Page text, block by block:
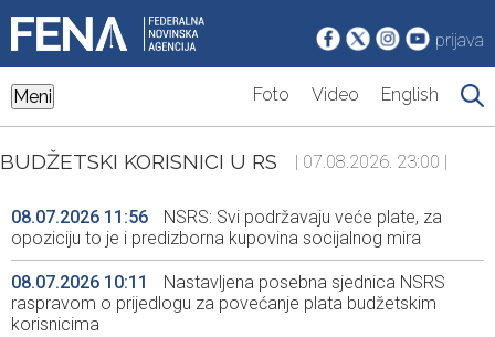
prijava
Meni Foto Video English
BUDŽETSKI KORISNICI U RS | 07.08.2026. 23:00 |
08.07.2026 11:56
NSRS: Svi podržavaju veće plate, za
opoziciju to je i predizborna kupovina socijalnog mira
08.07.2026 10:11
Nastavljena posebna sjednica NSRS
raspravom o prijedlogu za povećanje plata budžetskim
korisnicima